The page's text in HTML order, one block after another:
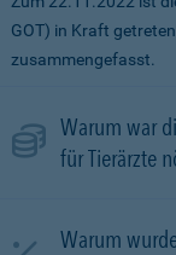
GOT) in Kraft
zusammengefasst.
Warum war
für Tierärzte
Warum